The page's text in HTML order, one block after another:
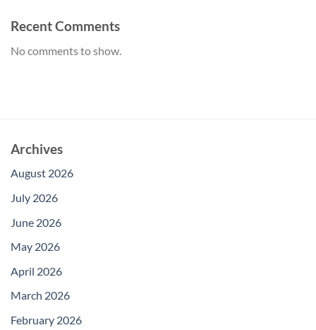
Recent Comments
No comments to show.
Archives
August 2026
July 2026
June 2026
May 2026
April 2026
March 2026
February 2026